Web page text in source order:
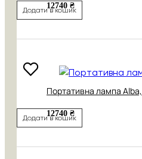
12740 ₴
Додати в кошик
Портативна лампа
12740 ₴
Додати в кошик